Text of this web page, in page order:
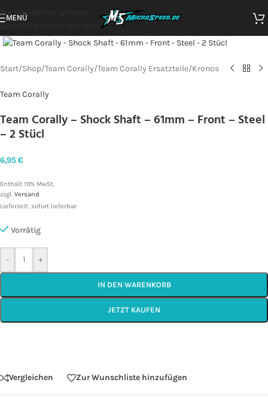
Zur Navigation springen
Zum Hauptinhalt springen
MENÜ
Zum Vergrößern klicken
Start/Shop/Team Corally/Team Corally Ersatzteile/Kronos
Team Corally
Team Corally – Shock Shaft – 61mm – Front – Steel
– 2 Stücl
6,95€
Enthält 19% MwSt.
zzgl. Versand
Lieferzeit: sofort lieferbar
Vorrätig
- +
IN DEN WARENKORB
JETZT KAUFEN
Vergleichen Zur Wunschliste hinzufügen